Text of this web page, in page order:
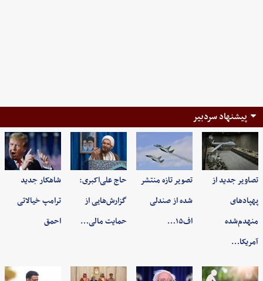
پیشنهاد سردبیر
تصاویر جدید از
پهپادهای
منهدم‌شده
آمریکا…
تصویر تازه منتشر
شده از صندلی
اف۱۵…
حاج علی‌اکبری:
گزارش‌هایی از
حمایت مالی…
شاهکار جدید
ترامپ خیالاتی
احمق